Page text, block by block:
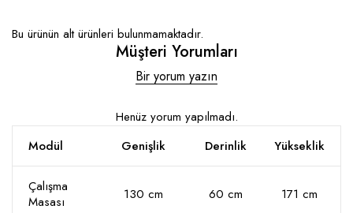
Bu ürünün alt ürünleri bulunmamaktadır.
Müşteri Yorumları
Bir yorum yazın
Henüz yorum yapılmadı.
Modül
Genişlik Derinlik Yükseklik
Çalışma
Masası
130 cm 60 cm 171 cm